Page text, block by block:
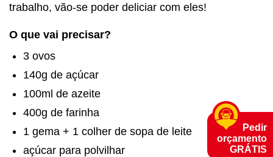
trabalho, vão-se poder deliciar com eles!
O que vai precisar?
3 ovos
140g de açúcar
100ml de azeite
400g de farinha
1 gema + 1 colher de sopa de leite
açúcar para polvilhar
Pedir
orçamento
GRÁTIS